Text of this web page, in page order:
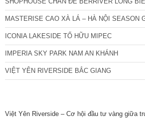
MASTERISE CAO XÀ LÁ – HÀ NỘI SEASON
ICONIA LAKESIDE TỐ HỮU MIPEC
IMPERIA SKY PARK NAM AN KHÁNH
VIỆT YÊN RIVERSIDE BẮC GIANG
Việt Yên Riverside – Cơ hội đầu tư vàng giữa